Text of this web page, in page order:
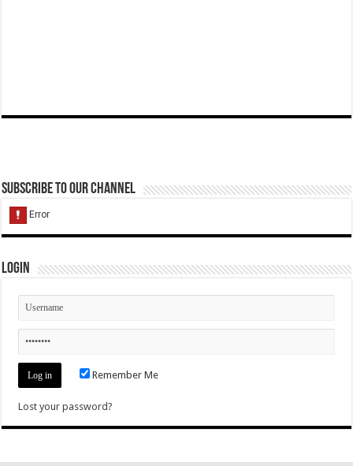
Subscribe to our Channel
Login
Remember Me
Lost your password?